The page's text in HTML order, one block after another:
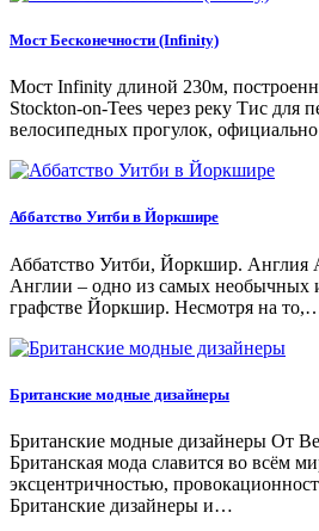
Мост Бесконечности (Infinity)
Мост Infinity длиной 230м,
Stockton-on-Tees через реку Тис для
велосипедных прогулок,
Аббатство Уитби в Йоркшире
Аббатство Уитби, Йоркшир. Англия
Англии – одно из самых необычных
графстве Йоркшир. Несмотря на
Британские модные дизайнеры
Британские модные дизайнеры От
Британская мода славится во всём
эксцентричностью,
Британские дизайнеры и…